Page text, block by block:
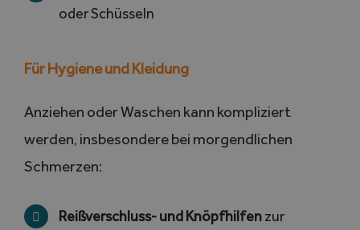
oder Schüsseln
Für Hygiene und Kleidung
Anziehen oder Waschen kann kompliziert
werden, insbesondere bei morgendlichen
Schmerzen:
Reißverschluss- und Knöpfhilfenzur